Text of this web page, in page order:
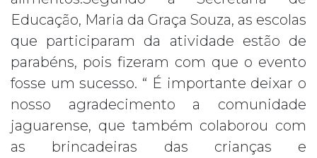
Educação, Maria da Graça Souza, as escolas
que participaram da atividade estão de
parabéns, pois fizeram com que o evento
fosse um sucesso. “ É importante deixar o
nosso agradecimento a comunidade
jaguarense, que também colaborou com
as brincadeiras das crianças e